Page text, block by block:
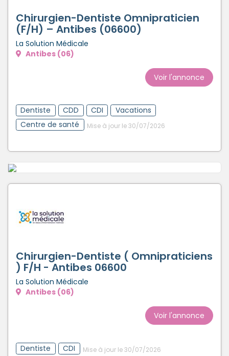
Chirurgien-Dentiste Omnipraticien
(F/H) – Antibes (06600)
La Solution Médicale
Antibes (06)
Voir l'annonce
Dentiste CDD CDI
Vacations
Centre de santé
Mise à jour le 30/07/2026
Chirurgien-Dentiste ( Omnipraticiens
) F/H - Antibes 06600
La Solution Médicale
Antibes (06)
Voir l'annonce
Dentiste CDI Mise à jour le 30/07/2026